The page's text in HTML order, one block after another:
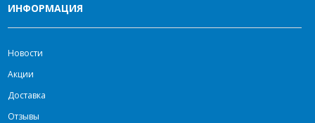
ИНФОРМАЦИЯ
Новости
Акции
Доставка
Отзывы